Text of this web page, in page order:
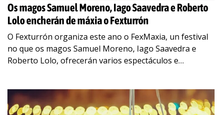
Os magos Samuel Moreno, Iago Saavedra e Roberto
Lolo encherán de máxia o Fexturrón
O Fexturrón organiza este ano o FexMaxia, un festival
no que os magos Samuel Moreno, Iago Saavedra e
Roberto Lolo, ofrecerán varios espectáculos e